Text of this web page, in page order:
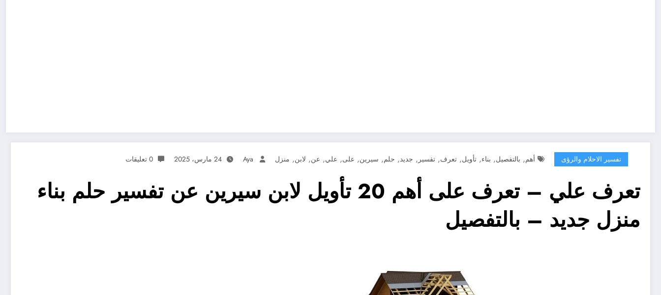
تفسير الاحلام والرؤى أهم, بالتفصيل, بناء, تأويل, تعرف, تفسير , جديد, حلم, سيرين, على, علي, عن, لابن, منزل Aya 24 مارس، 2025 0 تعليقات
تعرف علي – تعرف على أهم 20 تأويل لابن سيرين عن تفسير حلم بناء
منزل جديد – بالتفصيل